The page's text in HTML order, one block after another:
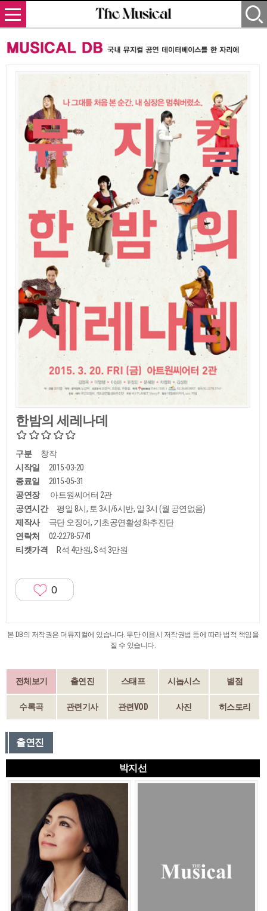
한밤의 세레나데
구분
창작
시작일
2015-03-20
종료일
2015-05-31
공연장
아트원씨어터 2관
공연시간
평일 8시, 토 3시/6시반, 일 3시 (월 공연없음)
제작사
극단 오징어, 기초공연활성화추진단
연락처
02-2278-5741
티켓가격
R석 4만원, S석 3만원
0
본 DB의 저작권은 더뮤지컬에 있습니다. 무단 이용시 저작권법 등에 따라 법적 책임을
질 수 있습니다.
전체보기 출연진 스태프 시놉시스 별점
수록곡 관련기사 관련VOD 사진 히스토리
출연진
박지선